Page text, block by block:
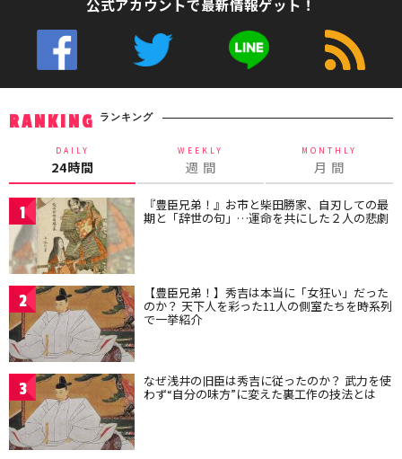
公式アカウントで最新情報ゲット！
RANKING ランキング
DAILY
24時間
WEEKLY
週 間
MONTHLY
月 間
1 『豊臣兄弟！』お市と柴田勝家、自刃しての最
期と「辞世の句」…運命を共にした２人の悲劇
2 【豊臣兄弟！】秀吉は本当に「女狂い」だった
のか？ 天下人を彩った11人の側室たちを時系列
で一挙紹介
3 なぜ浅井の旧臣は秀吉に従ったのか？ 武力を使
わず“自分の味方”に変えた裏工作の技法とは